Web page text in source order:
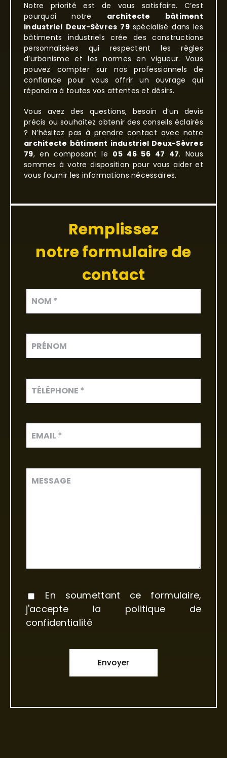
Notre priorité est de vous satisfaire. C’est
pourquoi notre architecte bâtiment
industriel Deux-Sèvres 79 spécialisé dans les
bâtiments industriels crée des constructions
personnalisées qui respectent les règles
d’urbanisme et les normes en vigueur. Vous
pouvez compter sur nos professionnels de
confiance pour vous offrir un ouvrage qui
répondra à toutes vos attentes et désirs.
Vous avez des questions, besoin d’un devis
précis ou souhaitez obtenir des conseils éclairés
? N’hésitez pas à prendre contact avec notre
architecte bâtiment industriel Deux-Sèvres
79, en composant le 05 46 56 47 47. Nous
sommes à votre disposition pour vous aider et
vous fournir les informations nécessaires.
Remplissez
notre formulaire de
contact
En soumettant ce formulaire,
j'accepte la politique de
confidentialité